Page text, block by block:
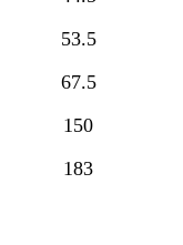
53.5
67.5
150
183